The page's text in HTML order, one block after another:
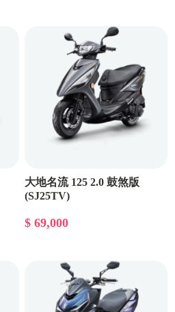
大地名流 125 2.0 鼓煞版
(SJ25TV)
$ 69,000